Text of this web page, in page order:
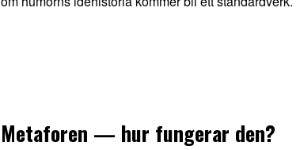
Metaforen — hur fungerar den?